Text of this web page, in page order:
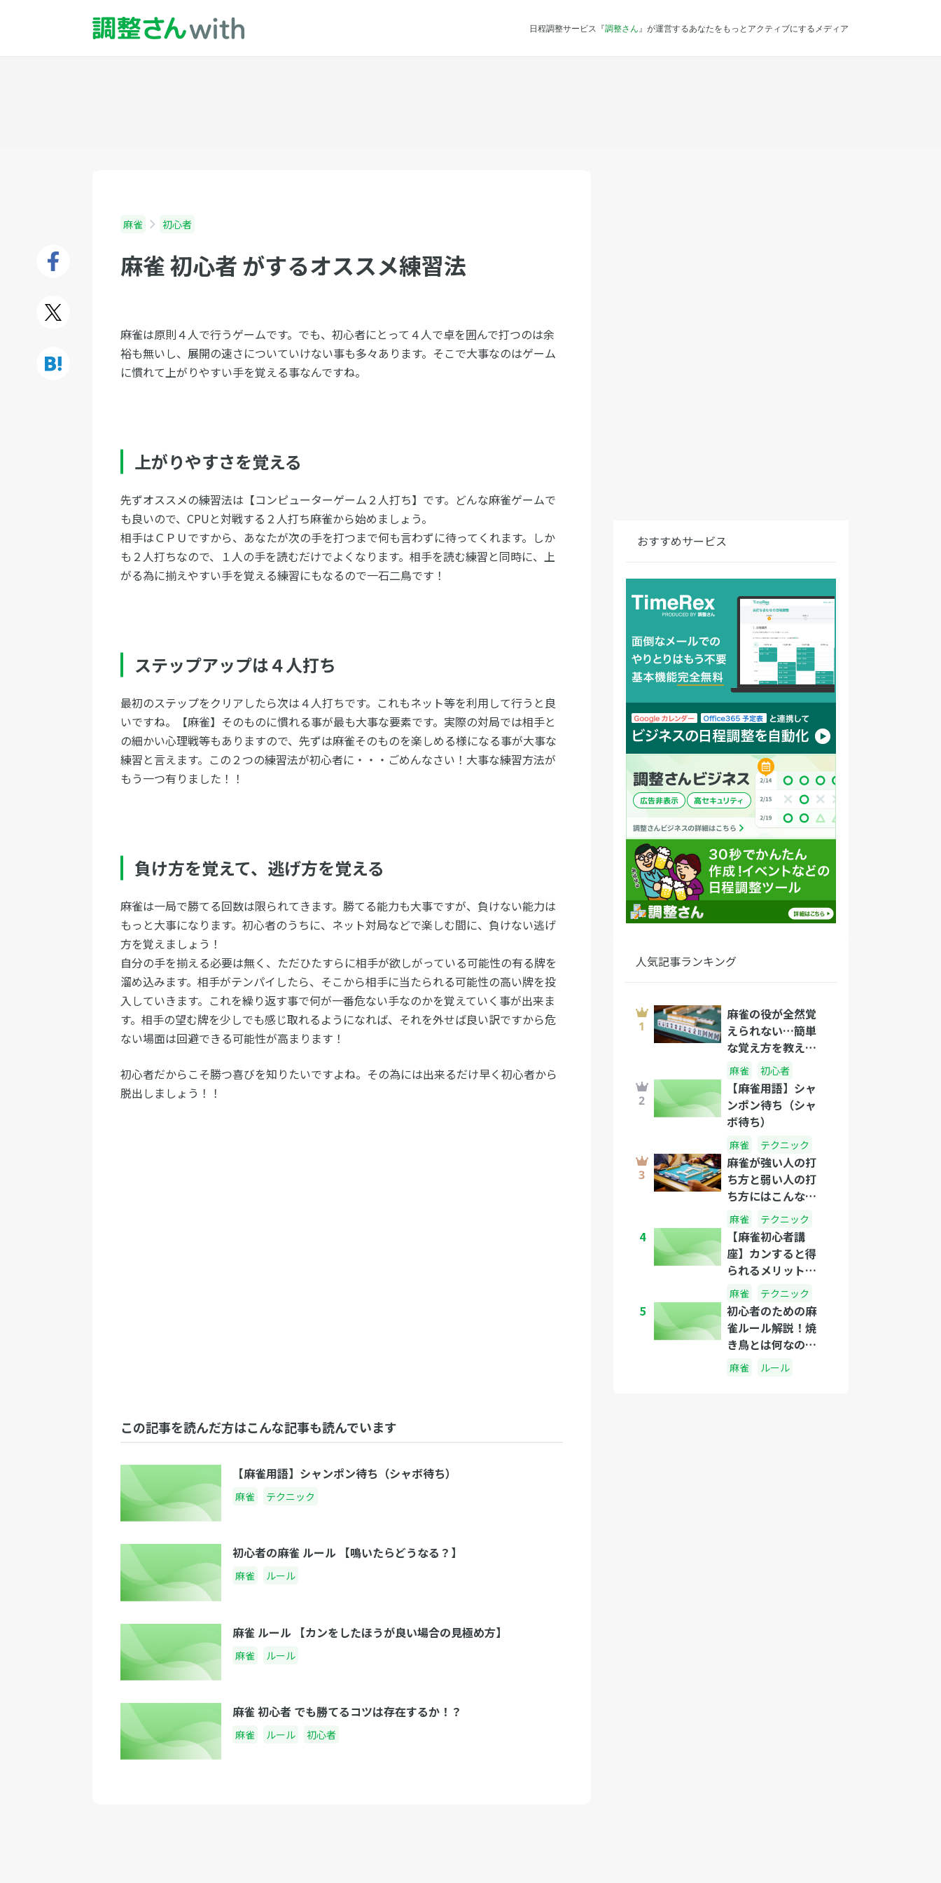
日程調整サービス『調整さん 』が運営するあなたをもっとアクティブにするメディア
麻雀 初心者
麻雀 初心者 がするオススメ練習法
麻雀は原則４人で行うゲームです。でも、初心者にとって４人で卓を囲んで打つのは余
裕も無いし、展開の速さについていけない事も多々あります。そこで大事なのはゲーム
に慣れて上がりやすい手を覚える事なんですね。
上がりやすさを覚える
先ずオススメの練習法は【コンピューターゲーム２人打ち】です。どんな麻雀ゲームで
も良いので、CPUと対戦する２人打ち麻雀から始めましょう。
相手はＣＰＵですから、あなたが次の手を打つまで何も言わずに待ってくれます。しか
も２人打ちなので、１人の手を読むだけでよくなります。相手を読む練習と同時に、上
がる為に揃えやすい手を覚える練習にもなるので一石二鳥です！
ステップアップは４人打ち
最初のステップをクリアしたら次は４人打ちです。これもネット等を利用して行うと良
いですね。【麻雀】そのものに慣れる事が最も大事な要素です。実際の対局では相手と
の細かい心理戦等もありますので、先ずは麻雀そのものを楽しめる様になる事が大事な
練習と言えます。この２つの練習法が初心者に・・・ごめんなさい！大事な練習方法が
もう一つ有りました！！
負け方を覚えて、逃げ方を覚える
麻雀は一局で勝てる回数は限られてきます。勝てる能力も大事ですが、負けない能力は
もっと大事になります。初心者のうちに、ネット対局などで楽しむ間に、負けない逃げ
方を覚えましょう！
自分の手を揃える必要は無く、ただひたすらに相手が欲しがっている可能性の有る牌を
溜め込みます。相手がテンパイしたら、そこから相手に当たられる可能性の高い牌を投
入していきます。これを繰り返す事で何が一番危ない手なのかを覚えていく事が出来ま
す。相手の望む牌を少しでも感じ取れるようになれば、それを外せば良い訳ですから危
ない場面は回避できる可能性が高まります！
初心者だからこそ勝つ喜びを知りたいですよね。その為には出来るだけ早く初心者から
脱出しましょう！！
この記事を読んだ方はこんな記事も読んでいます
【麻雀用語】シャンポン待ち（シャボ待ち）
麻雀 テクニック
初心者の麻雀 ルール 【鳴いたらどうなる？】
麻雀 ルール
麻雀 ルール 【カンをしたほうが良い場合の見極め方】
麻雀 ルール
麻雀 初心者 でも勝てるコツは存在するか！？
麻雀 ルール 初心者
おすすめサービス
人気記事ランキング
麻雀の役が全然覚
えられない…簡単
な覚え方を教え
て！
麻雀 初心者
【麻雀用語】シャ
ンポン待ち（シャ
ボ待ち）
麻雀 テクニック
麻雀が強い人の打
ち方と弱い人の打
ち方にはこんなに
差があった！打ち
方の違いとおさえ
るべきテクニック
麻雀 テクニック
4
【麻雀初心者講
座】カンすると得
られるメリットっ
てなに？カンする
べきタイミング
は？
麻雀 テクニック
5
初心者のための麻
雀ルール解説！焼
き鳥とは何なの
か？
麻雀 ルール